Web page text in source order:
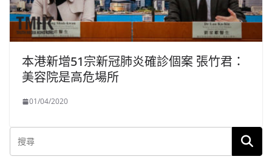
本港新增51宗新冠肺炎確診個案 張竹君：
美容院是高危場所
01/04/2020